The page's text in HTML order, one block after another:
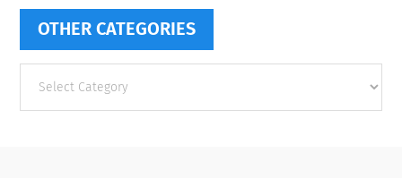
OTHER CATEGORIES
categories